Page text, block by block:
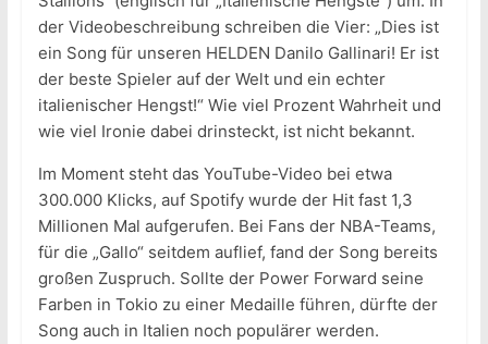
der Videobeschreibung schreiben die Vier: „Dies ist
ein Song für unseren HELDEN Danilo Gallinari! Er ist
der beste Spieler auf der Welt und ein echter
italienischer Hengst!“ Wie viel Prozent Wahrheit und
wie viel Ironie dabei drinsteckt, ist nicht bekannt.
Im Moment steht das YouTube-Video bei etwa
300.000 Klicks, auf Spotify wurde der Hit fast 1,3
Millionen Mal aufgerufen. Bei Fans der NBA-Teams,
für die „Gallo“ seitdem auflief, fand der Song bereits
großen Zuspruch. Sollte der Power Forward seine
Farben in Tokio zu einer Medaille führen, dürfte der
Song auch in Italien noch populärer werden.